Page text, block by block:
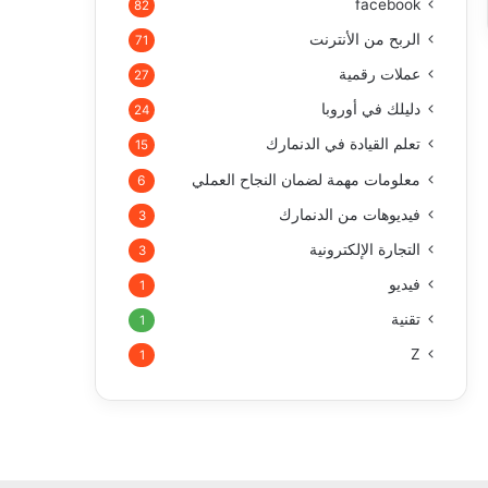
facebook
82
الربح من الأنترنت 71
عملات رقمية 27
دليلك في أوروبا 24
تعلم القيادة في الدنمارك 15
معلومات مهمة لضمان النجاح العملي 6
فيديوهات من الدنمارك 3
التجارة الإلكترونية 3
فيديو 1
تقنية 1
Z
1